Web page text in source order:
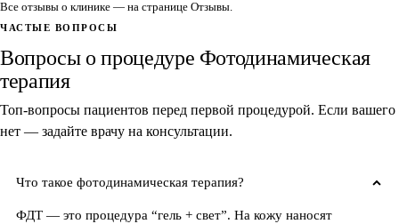
Все отзывы о клинике — на странице Отзывы.
ЧАСТЫЕ ВОПРОСЫ
Вопросы о процедуре Фотодинамическая
терапия
Топ-вопросы пациентов перед первой процедурой. Если вашего
нет — задайте врачу на консультации.
Что такое фотодинамическая терапия?
ФДТ — это процедура “гель + свет”. На кожу наносят